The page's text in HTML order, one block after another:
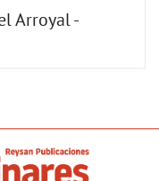
Arroyal -